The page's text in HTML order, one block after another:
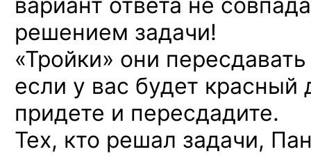
решением задачи!
«Тройки» они
если у вас будет красный
придете и пересдадите.
Тех, кто решал задачи,